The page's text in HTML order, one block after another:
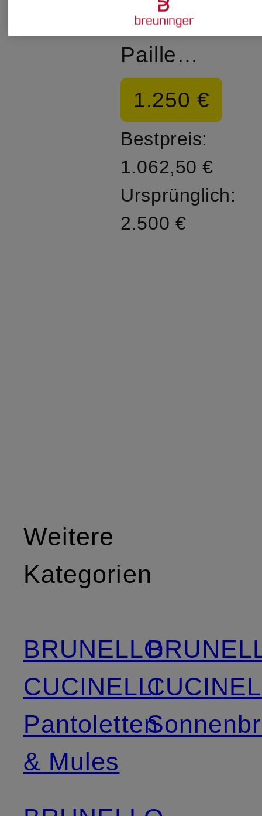
mit
Pailletten
1.250 €
Bestpreis:
1.062,50 €
Ursprünglich:
2.500 €
Weitere
Kategorien
BRUNELLO
CUCINELLI
Pantoletten
& Mules